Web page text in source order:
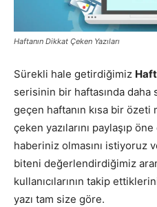
Haftanın Dikkat Çeken Yazıları
Sürekli hale getirdiğimiz
serisinin bir haftasında
geçen haftanın kısa bir
çeken yazılarını paylaşıp
haberiniz olmasını istiyoruz
biteni değerlendirdiğimiz
kullanıcılarının takip
yazı tam size göre.